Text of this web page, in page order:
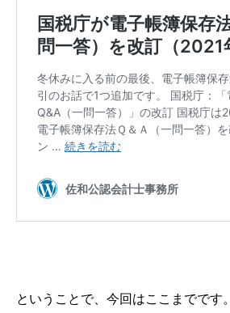
ということで、今回はここまでです。